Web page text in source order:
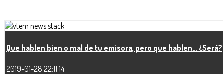
Que hablen bien o mal de tu emisora, pero que hablen… ¿Será?
2019-01-28 22:11:14